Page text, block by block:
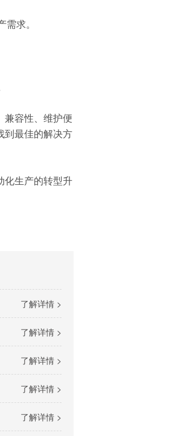
求。
兼容性、维护便
到最佳的解决方
化生产的转型升
了解详情 >
了解详情 >
了解详情 >
了解详情 >
了解详情 >